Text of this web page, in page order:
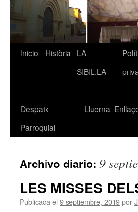
Inicio Història
LA
SIBIL.LA
Despatx
Parroquial
Lluerna
Archivo diario: 9
LES MISSES
Publicada el 9 septiembre, 2019por